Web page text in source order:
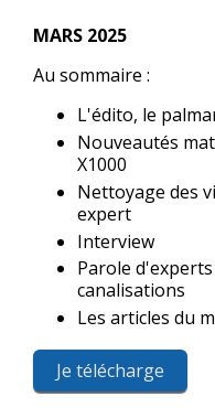
MARS 2025
Au sommaire :
L'édito, le
Nouveautés
X1000
Nettoyage des
expert
Interview
Parole
canalisations
Les articles du
Je télécharge